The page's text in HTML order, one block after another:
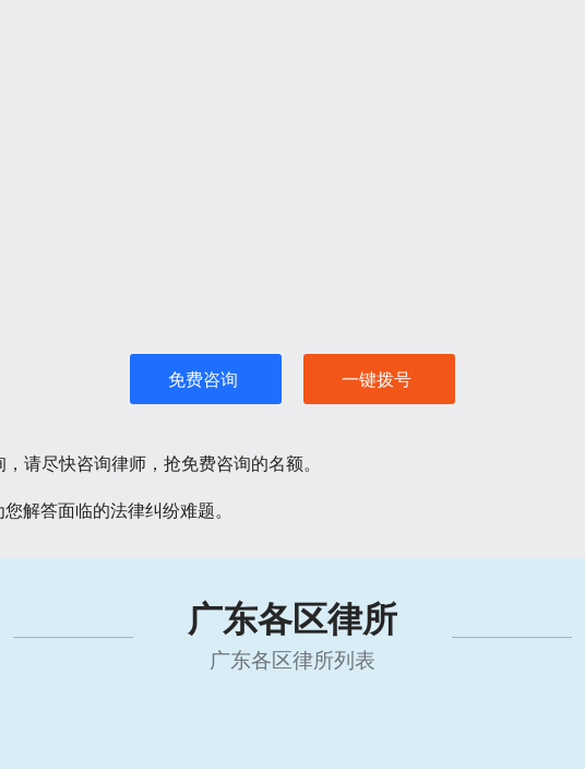
免费咨询 一键拨号
请尽快咨询律师，抢免费咨询的名额。
解答面临的法律纠纷难题。
广东各区律所
广东各区律所列表